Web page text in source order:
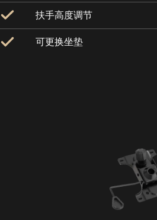
扶手高度调节
可更换坐垫